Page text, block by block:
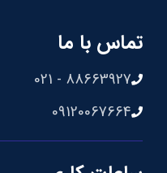
تماس با ما
88663927 - 021
09120067664